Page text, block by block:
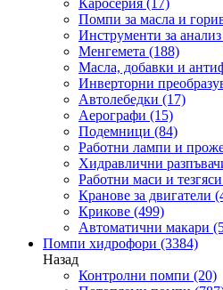
Каросерия (17)
Помпи за масла и
Инструменти за анализ
Менгемета (188)
Масла, добавки и
Инверторни
Автолебедки (17)
Аерографи (15)
Подемници (84)
Работни лампи и
Хидравлични
Работни маси и тезгяси
Кранове за двигатели
Крикове (499)
Автоматични макари
Помпи хидрофори (3384)
Назад
Контролни помпи (20)